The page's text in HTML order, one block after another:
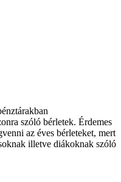
szóló bérletek. Érdemes
az éves bérleteket, mert
illetve diákoknak szóló